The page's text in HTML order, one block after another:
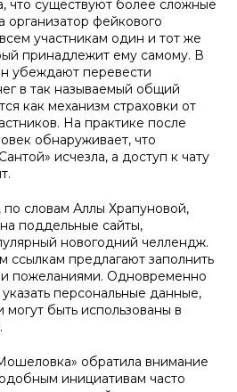
что существуют более сложные
фейкового
участникам один и тот же
принадлежит ему самому. В
убеждают перевести
в так называемый общий
как механизм страховки от
На практике после
обнаруживает, что
исчезла, а доступ к чату
словам Аллы Храпуновой,
поддельные сайты,
новогодний челлендж.
предлагают заполнить
пожеланиями. Одновременно
персональные данные,
быть использованы в
обратила внимание
инициативам часто